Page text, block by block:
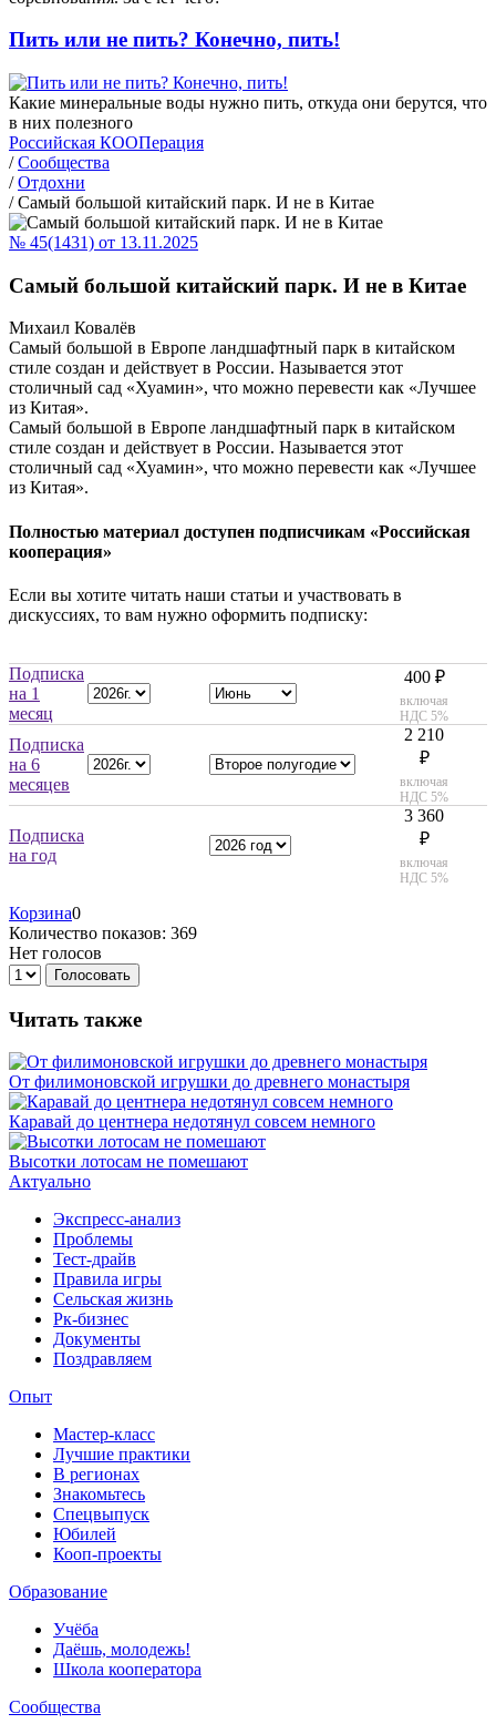
Пить или не пить? Конечно, пить!
Какие минеральные воды нужно пить, откуда они берутся, что
в них полезного
Российская КООПерация
/ Сообщества
/ Отдохни
/ Самый большой китайский парк. И не в Китае
№ 45(1431) от 13.11.2025
Самый большой китайский парк. И не в Китае
Михаил Ковалёв
Самый большой в Европе ландшафтный парк в китайском
стиле создан и действует в России. Называется этот
столичный сад «Хуамин», что можно перевести как «Лучшее
из Китая».
Самый большой в Европе ландшафтный парк в китайском
стиле создан и действует в России. Называется этот
столичный сад «Хуамин», что можно перевести как «Лучшее
из Китая».
Полностью материал доступен подписчикам «Российская
кооперация»
Если вы хотите читать наши статьи и участвовать в
дискуссиях, то вам нужно оформить подписку:
Подписка
на 1
месяц
400 ₽
включая
НДС 5%
Подписка
на 6
месяцев
2 210
₽
включая
НДС 5%
Подписка
на год
3 360
₽
включая
НДС 5%
Корзина0
Количество показов: 369
Нет голосов
Голосовать
Читать также
От филимоновской игрушки до древнего монастыря
Каравай до центнера недотянул совсем немного
Высотки лотосам не помешают
Актуально
Экспресс-анализ
Проблемы
Тест-драйв
Правила игры
Сельская жизнь
Рк-бизнес
Документы
Поздравляем
Опыт
Мастер-класс
Лучшие практики
В регионах
Знакомьтесь
Спецвыпуск
Юбилей
Кооп-проекты
Образование
Учёба
Даёшь, молодежь!
Школа кооператора
Сообщества